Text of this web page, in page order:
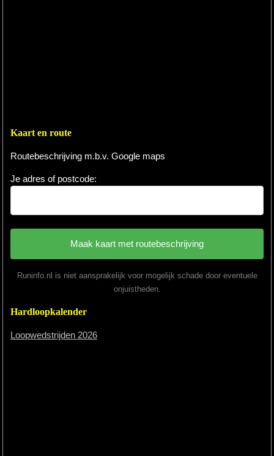
Kaart en route
Routebeschrijving m.b.v. Google maps
Je adres of postcode:
Runinfo.nl is niet aansprakelijk voor mogelijk schade door eventuele
onjuistheden.
Hardloopkalender
Loopwedstrijden 2026